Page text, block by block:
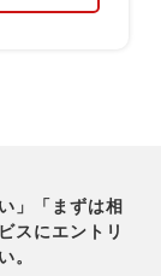
」「まずは相
スにエントリ
。